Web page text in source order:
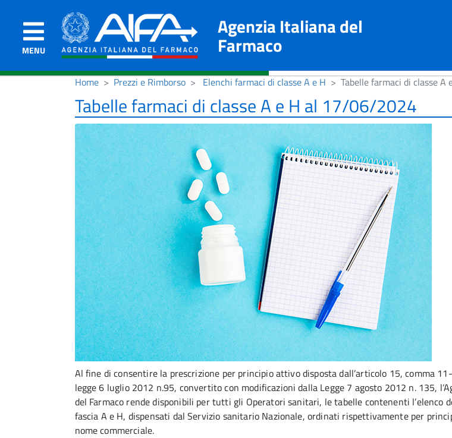
MENU
Agenzia Italiana del
Farmaco
Home Prezzi e Rimborso Elenchi farmaci di classe A e H Tabelle farmaci di classe
Tabelle farmaci di classe A e H al 17/06/2024
Al fine di consentire la prescrizione per principio attivo disposta dall’articolo 15, comma
legge 6 luglio 2012 n.95, convertito con modificazioni dalla Legge 7 agosto 2012 n. 135,
del Farmaco rende disponibili per tutti gli Operatori sanitari, le tabelle contenenti l’elenco
fascia A e H, dispensati dal Servizio sanitario Nazionale, ordinati rispettivamente per
nome commerciale.